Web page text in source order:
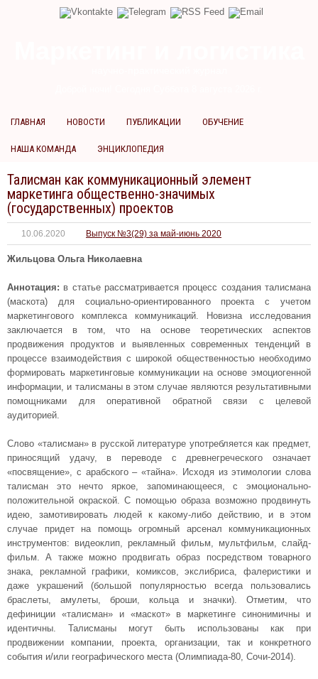
ГЛАВНАЯ НОВОСТИ ПУБЛИКАЦИИ ОБУЧЕНИЕ
НАША КОМАНДА ЭНЦИКЛОПЕДИЯ
Талисман как коммуникационный элемент
маркетинга общественно-значимых
(государственных) проектов
10.06.2020 Выпуск №3(29) за май-июнь 2020
Жильцова Ольга Николаевна
Аннотация: в статье рассматривается процесс создания талисмана
(маскота) для социально-ориентированного проекта с учетом
маркетингового комплекса коммуникаций. Новизна исследования
заключается в том, что на основе теоретических аспектов
продвижения продуктов и выявленных современных тенденций в
процессе взаимодействия с широкой общественностью необходимо
формировать маркетинговые коммуникации на основе эмоциогенной
информации, и талисманы в этом случае являются результативными
помощниками для оперативной обратной связи с целевой
аудиторией.
Слово «талисман» в русской литературе употребляется как предмет,
приносящий удачу, в переводе с древнегреческого означает
«посвящение», с арабского – «тайна». Исходя из этимологии слова
талисман это нечто яркое, запоминающееся, с эмоционально-
положительной окраской. С помощью образа возможно продвинуть
идею, замотивировать людей к какому-либо действию, и в этом
случае придет на помощь огромный арсенал коммуникационных
инструментов: видеоклип, рекламный фильм, мультфильм, слайд-
фильм. А также можно продвигать образ посредством товарного
знака, рекламной графики, комиксов, экслибриса, фалеристики и
даже украшений (большой популярностью всегда пользовались
браслеты, амулеты, броши, кольца и значки). Отметим, что
дефиниции «талисман» и «маскот» в маркетинге синонимичны и
идентичны. Талисманы могут быть использованы как при
продвижении компании, проекта, организации, так и конкретного
события и/или географического места (Олимпиада-80, Сочи-2014).